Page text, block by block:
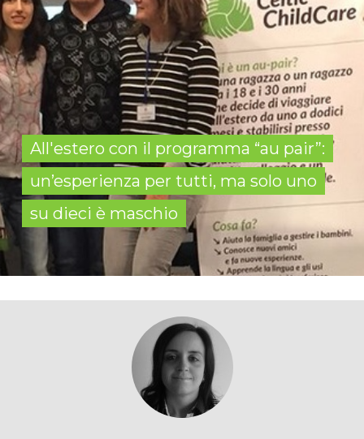
All'estero con il programma “au pair”:
un’esperienza per tutti, ma solo uno
su dieci è maschio